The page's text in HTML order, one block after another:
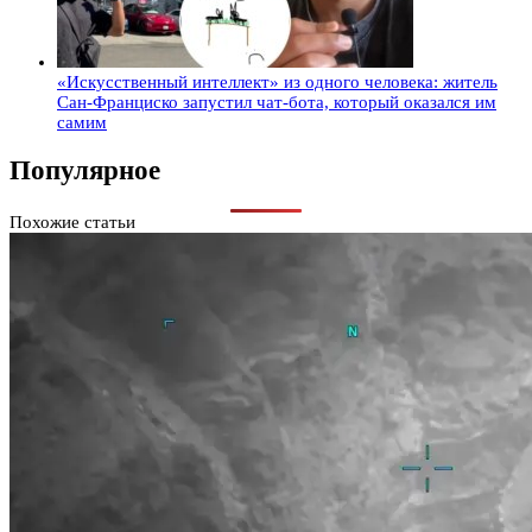
«Искусственный интеллект» из одного человека: житель
Сан-Франциско запустил чат-бота, который оказался им
самим
Популярное
Похожие статьи